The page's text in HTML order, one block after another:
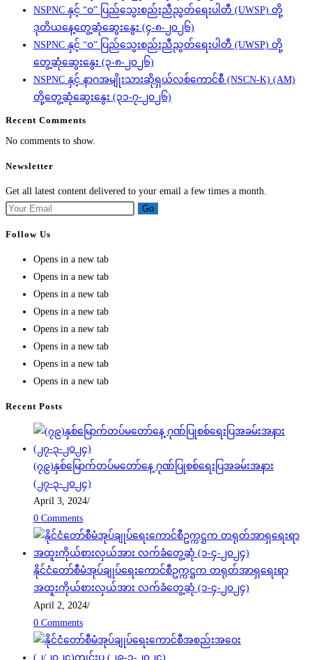
NSPNC နှင့် “ဝ” ပြည်သွေးစည်းညီညွတ်ရေးပါတီ (UWSP) တို့
ဒုတိယနေ့တွေ့ဆုံဆွေးနွေး (၄-၈-၂၀၂၆)
NSPNC နှင့် “ဝ” ပြည်သွေးစည်းညီညွတ်ရေးပါတီ (UWSP) တို့
တွေ့ဆုံဆွေးနွေး (၃-၈-၂၀၂၆)
NSPNC နှင့် နာဂအမျိုးသားဆိုရှယ်လစ်ကောင်စီ (NSCN-K) (AM)
တို့တွေ့ဆုံဆွေးနွေး (၃၁-၇-၂၀၂၆)
Recent Comments
No comments to show.
Newsletter
Get all latest content delivered to your email a few times a month.
Go
Follow Us
Opens in a new tab
Opens in a new tab
Opens in a new tab
Opens in a new tab
Opens in a new tab
Opens in a new tab
Opens in a new tab
Opens in a new tab
Recent Posts
(၇၉)နှစ်မြောက်တပ်မတော်နေ့ ဂုဏ်ပြုစစ်ရေးပြအခမ်းအနား
(၂၇-၃-၂၀၂၄)
April 3, 2024/
0 Comments
နိုင်ငံတော်စီမံအုပ်ချုပ်ရေးကောင်စီဥက္ကဋ္ဌက တရုတ်အာရှရေးရာ
အထူးကိုယ်စားလှယ်အား လက်ခံတွေ့ဆုံ (၁-၄-၂၀၂၄)
April 2, 2024/
0 Comments